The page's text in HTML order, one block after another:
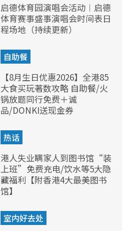
启德体育园演唱会活动︱启德
体育赛事盛事演唱会时间表日
程场地（持续更新）
自助餐
【8月生日优惠2026】全港85
大食买玩著数攻略 自助餐/火
锅放题同行免费＋诚
品/DONKI送现金券
热话
港人失业瞒家人到图书馆“装
上班”免费充电/饮水等5大隐
藏福利【附香港4大最美图书
馆】
室内好去处